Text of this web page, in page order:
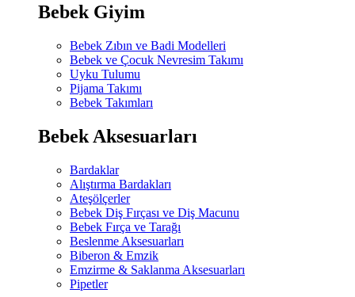
Bebek Giyim
Bebek Zıbın ve Badi Modelleri
Bebek ve Çocuk Nevresim Takımı
Uyku Tulumu
Pijama Takımı
Bebek Takımları
Bebek Aksesuarları
Bardaklar
Alıştırma Bardakları
Ateşölçerler
Bebek Diş Fırçası ve Diş Macunu
Bebek Fırça ve Tarağı
Beslenme Aksesuarları
Biberon & Emzik
Emzirme & Saklanma Aksesuarları
Pipetler